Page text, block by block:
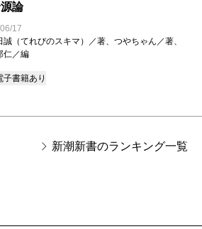
論
17
誠（てれびのスキマ）／著、つやちゃん／著、
仁／編
子書籍あり
新潮新書のランキング一覧